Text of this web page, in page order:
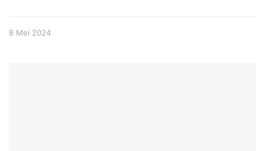
8 Mei 2024